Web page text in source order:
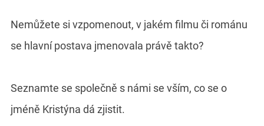
Nemůžete si vzpomenout, v jakém filmu či románu
se hlavní postava jmenovala právě takto?
Seznamte se společně s námi se vším, co se o
jméně Kristýna dá zjistit.